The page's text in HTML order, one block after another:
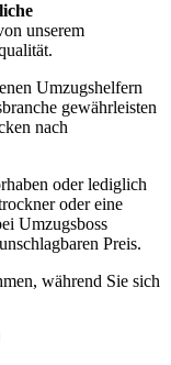
unserem
Umzugshelfern
gewährleisten
nach
oder lediglich
oder eine
Umzugsboss
Preis.
während Sie sich